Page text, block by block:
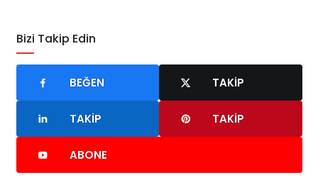
Bizi Takip Edin
BEĞEN TAKIP
TAKIP TAKIP
ABONE